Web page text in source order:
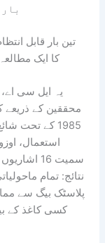
تین بار قابل
کی ایجنسی (EPA) کا ایک مطالعہ 2018 میں سامنے آیا تھا۔
یہ ایل سی
محققین کے ذریعے
1985 کے تحت
استعمال،
سمیت 16
نتائج: تمام